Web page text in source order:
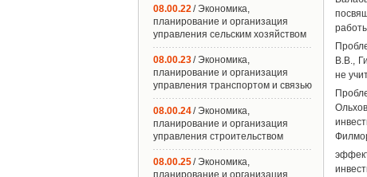
В.В.,
не
08.00.22/ Экономика,
планирование и организация
управления сельским хозяйством
08.00.23/ Экономика,
планирование и организация
управления транспортом и связью
08.00.24/ Экономика,
планирование и организация
управления строительством
08.00.25/ Экономика,
планирование и организация